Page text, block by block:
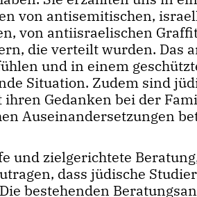
von antisemitischen,
von antiisraelischen
die verteilt wurden. Das
und in einem
Situation. Zudem sind
Gedanken bei der
Auseinandersetzungen
zielgerichtete
dass jüdische
bestehenden